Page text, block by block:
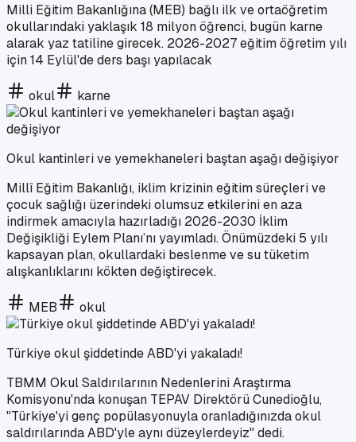
Milli Eğitim Bakanlığına (MEB) bağlı ilk ve ortaöğretim
okullarındaki yaklaşık 18 milyon öğrenci, bugün karne
alarak yaz tatiline girecek. 2026-2027 eğitim öğretim yılı
için 14 Eylül'de ders başı yapılacak
okul karne
Okul kantinleri ve yemekhaneleri baştan aşağı değişiyor
Millî Eğitim Bakanlığı, iklim krizinin eğitim süreçleri ve
çocuk sağlığı üzerindeki olumsuz etkilerini en aza
indirmek amacıyla hazırladığı 2026-2030 İklim
Değişikliği Eylem Planı’nı yayımladı. Önümüzdeki 5 yılı
kapsayan plan, okullardaki beslenme ve su tüketim
alışkanlıklarını kökten değiştirecek.
MEB okul
Türkiye okul şiddetinde ABD'yi yakaladı!
TBMM Okul Saldırılarının Nedenlerini Araştırma
Komisyonu'nda konuşan TEPAV Direktörü Cunedioğlu,
"Türkiye'yi genç popülasyonuyla oranladığınızda okul
saldırılarında ABD'yle aynı düzeylerdeyiz" dedi.